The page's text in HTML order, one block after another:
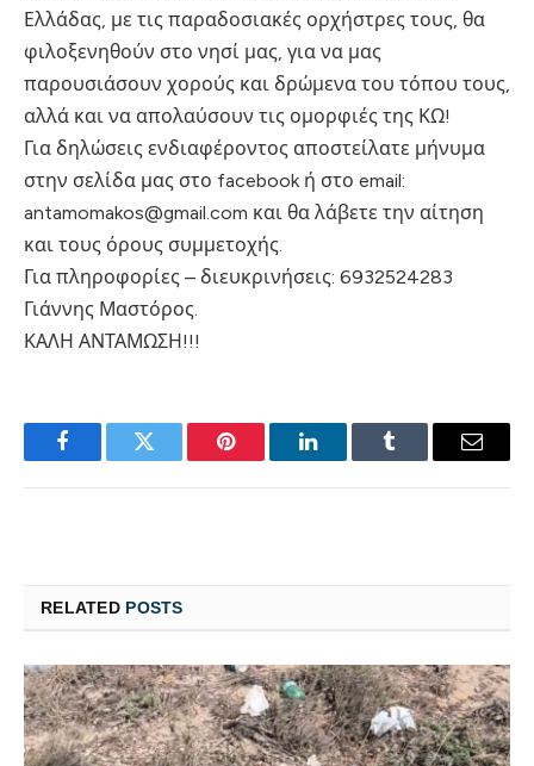
Ελλάδας, με τις παραδοσιακές ορχήστρες τους, θα
φιλοξενηθούν στο νησί μας, για να μας
παρουσιάσουν χορούς και δρώμενα του τόπου τους,
αλλά και να απολαύσουν τις ομορφιές της ΚΩ!
Για δηλώσεις ενδιαφέροντος αποστείλατε μήνυμα
στην σελίδα μας στο facebook ή στο email:
antamomakos@gmail.com και θα λάβετε την αίτηση
και τους όρους συμμετοχής.
Για πληροφορίες – διευκρινήσεις: 6932524283
Γιάννης Μαστόρος.
ΚΑΛΗ ΑΝΤΑΜΩΣΗ!!!
FacebookTwitter Pinterest LinkedInTumblr Email
RELATED POSTS